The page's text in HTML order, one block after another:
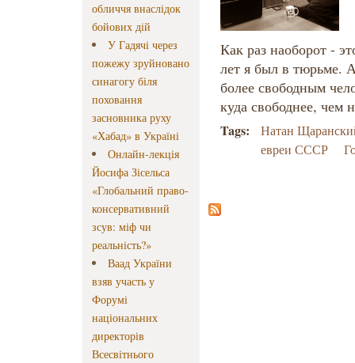
обличчя внаслідок
бойових дій
У Гадячі через
пожежу зруйновано
синагогу біля
поховання
засновника руху
«Хабад» в Україні
Онлайн-лекція
Йосифа Зісельса
«Глобальний право-
консервативний
зсув: міф чи
реальність?»
Ваад України
взяв участь у
Форумі
національних
директорів
Всесвітнього
Как раз наоборот -
лет я был в тюрьме.
более свободным
куда свободнее, чем
Tags:
Натан
евреи СССР